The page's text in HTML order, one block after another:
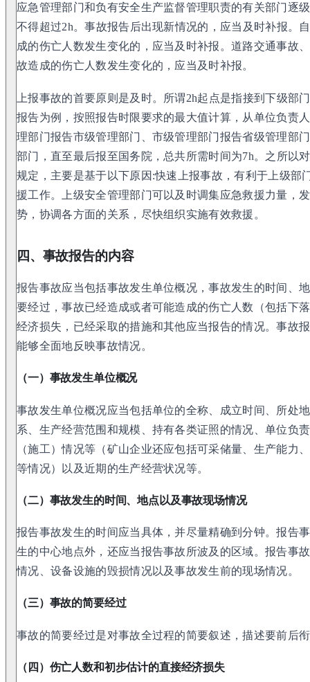
应急管理部门和负有安全生产监督管理职责的有关部门逐
不得超过2h。事故报告后出现新情况的，应当及时补报。
成的伤亡人数发生变化的，应当及时补报。道路交通事故
故造成的伤亡人数发生变化的，应当及时补报。
上报事故的首要原则是及时。所谓2h起点是指接到下级部
报告为例，按照报告时限要求的最大值计算，从单位负责
理部门报告市级管理部门、市级管理部门报告省级管理部
部门，直至最后报至国务院，总共所需时间为7h。之所以
规定，主要是基于以下原因:快速上报事故，有利于上级部
援工作。上级安全管理部门可以及时调集应急救援力量，
势，协调各方面的关系，尽快组织实施有效救援。
四、事故报告的内容
报告事故应当包括事故发生单位概况，事故发生的时间、
要经过，事故已经造成或者可能造成的伤亡人数（包括下
经济损失，已经采取的措施和其他应当报告的情况。事故
能够全面地反映事故情况。
（一）事故发生单位概况
事故发生单位概况应当包括单位的全称、成立时间、所处
系、生产经营范围和规模、持有各类证照的情况、单位负
（施工）情况等（矿山企业还应包括可采储量、生产能力
等情况）以及近期的生产经营状况等。
（二）事故发生的时间、地点以及事故现场情况
报告事故发生的时间应当具体，并尽量精确到分钟。报告
生的中心地点外，还应当报告事故所波及的区域。报告事
情况、设备设施的毁损情况以及事故发生前的现场情况。
（三）事故的简要经过
事故的简要经过是对事故全过程的简要叙述，描述要前后
（四）伤亡人数和初步估计的直接经济损失